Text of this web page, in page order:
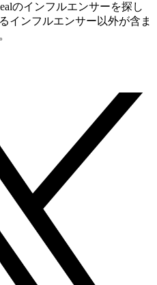
のインフルエンサーを探し
インフルエンサー以外が含ま